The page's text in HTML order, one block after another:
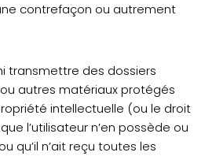
contrefaçon ou autrement
transmettre des dossiers
autres matériaux protégés
intellectuelle (ou le droit
l’utilisateur n’en possède ou
qu’il n’ait reçu toutes les